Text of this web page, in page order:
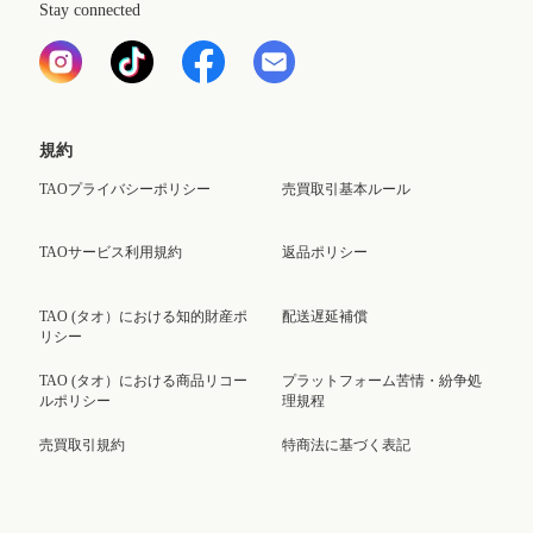
Stay connected
規約
TAOプライバシーポリシー
TAOサービス利用規約
TAO (タオ）における知的財産ポ
リシー
TAO (タオ）における商品リコー
ルポリシー
売買取引規約
売買取引基本ルール
返品ポリシー
配送遅延補償
プラットフォーム苦情・紛争処
理規程
特商法に基づく表記